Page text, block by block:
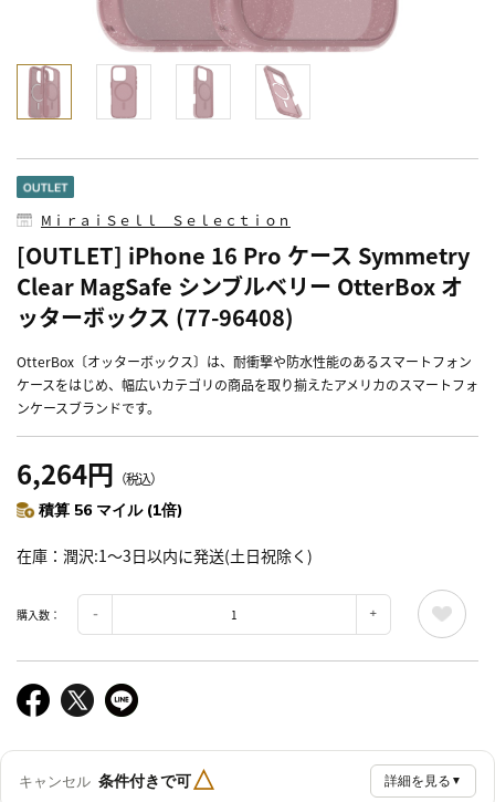
MⅰｒａｉＳｅｌｌ Ｓｅｌｅｃｔｉｏｎ
[OUTLET] iPhone 16 Pro ケース Symmetry
Clear MagSafe シンブルベリー OtterBox オ
ッターボックス (77-96408)
OtterBox〔オッターボックス〕は、耐衝撃や防水性能のあるスマートフォン
ケースをはじめ、幅広いカテゴリの商品を取り揃えたアメリカのスマートフォ
ンケースブランドです。
6,264円 （税込）
積算 56 マイル (1倍)
在庫 潤沢:1～3日以内に発送(土日祝除く)
購入数：
キャンセル 条件付きで可△ 詳細を見る ▼